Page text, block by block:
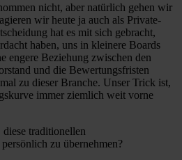
nicht, aber natürlich gehen wir
wir heute ja auch als Private-
hat es mit sich gebracht,
haben, uns in kleinere Boards
engere Beziehung zwischen den
und die Bewertungsfristen
zu dieser Branche. Unser Trick ist,
immer ziemlich weit vorne
traditionellen
zu übernehmen?